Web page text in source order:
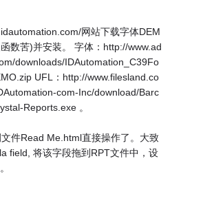
网站下载字体DEM
数苦)并安装。 字体：http://www.ad
downloads/IDAutomation_C39Fo
UFL：http://www.filesland.co
com-Inc/download/Barc
Reports.exe 。
件Read Me.html直接操作了。大致
field, 将该字段拖到RPT文件中，设